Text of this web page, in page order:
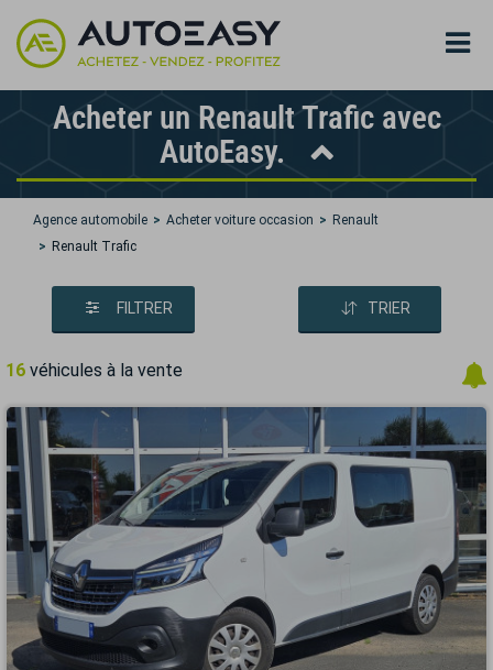
Acheter un Renault Trafic avec
AutoEasy.
Agence automobile Acheter voiture occasion
Renault
Renault Trafic
FILTRER TRIER
16 véhicules à la vente